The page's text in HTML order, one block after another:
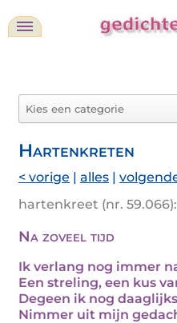
Hartenkreten
< vorige | alles |
hartenkreet (nr. 59.066):
Na zoveel tijd
Ik verlang nog immer
Een streling, een kus
Degeen ik nog
Nimmer uit mijn